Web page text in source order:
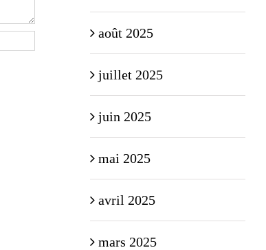
août 2025
juillet 2025
juin 2025
mai 2025
avril 2025
mars 2025